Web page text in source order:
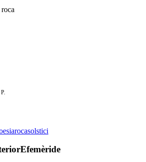
rocasolstici
Efemèride